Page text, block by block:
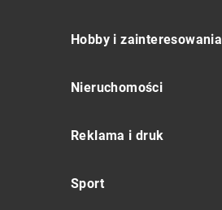
Hobby i zainteresowania
Nieruchomości
Reklama i druk
Sport